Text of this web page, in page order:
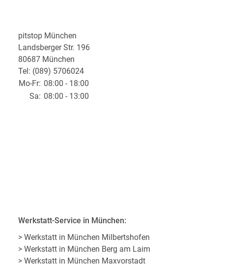
pitstop München
Landsberger Str. 196
80687 München
Tel: (089) 5706024
Mo-Fr: 08:00 - 18:00
Sa: 08:00 - 13:00
Werkstatt-Service in München:
> Werkstatt in München Milbertshofen
> Werkstatt in München Berg am Laim
> Werkstatt in München Maxvorstadt